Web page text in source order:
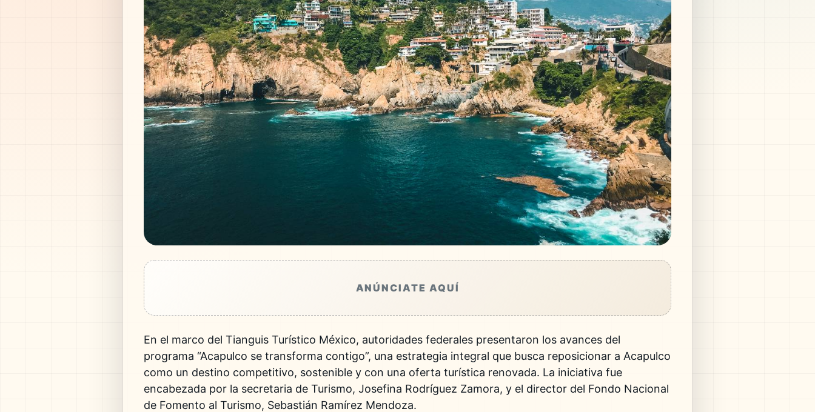
ANÚNCIATE AQUÍ
En el marco del Tianguis Turístico México, autoridades federales presentaron los avances del
programa “Acapulco se transforma contigo”, una estrategia integral que busca reposicionar a Acapulco
como un destino competitivo, sostenible y con una oferta turística renovada. La iniciativa fue
encabezada por la secretaria de Turismo, Josefina Rodríguez Zamora, y el director del Fondo Nacional
de Fomento al Turismo, Sebastián Ramírez Mendoza.